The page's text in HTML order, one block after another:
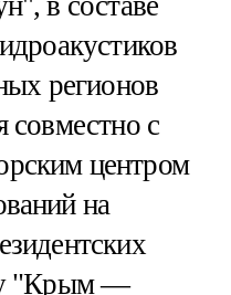
регионов
совместно с
центром
на
"Крым —